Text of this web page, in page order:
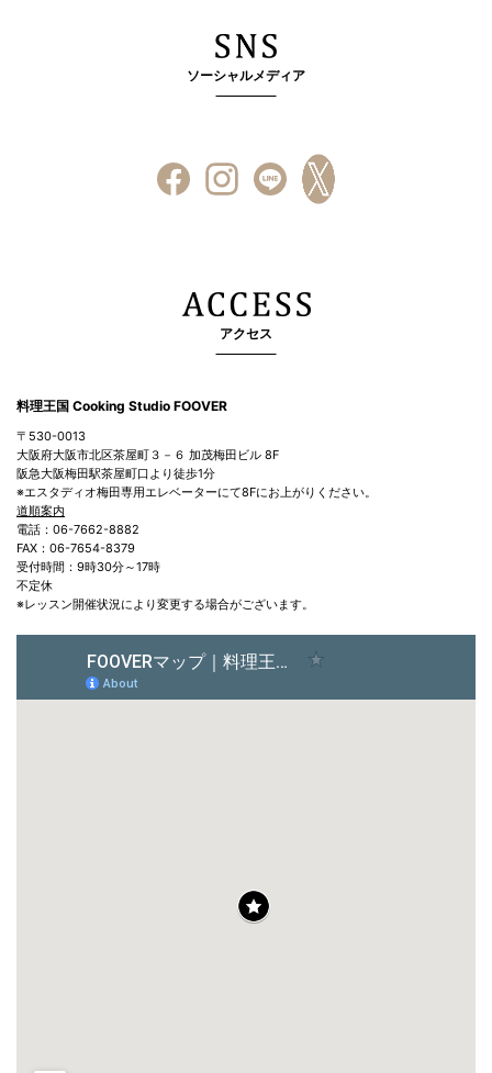
ソーシャルメディア
アクセス
料理王国 Cooking Studio FOOVER
〒530-0013
大阪府大阪市北区茶屋町３－６ 加茂梅田ビル 8F
阪急大阪梅田駅茶屋町口より徒歩1分
※エスタディオ梅田専用エレベーターにて8Fにお上がりください。
道順案内
電話：06-7662-8882
FAX：06-7654-8379
受付時間：9時30分～17時
不定休
※レッスン開催状況により変更する場合がございます。